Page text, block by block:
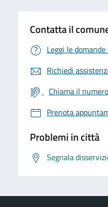
Contatta il
Leggi le
Richiedi
Chiama il
Prenota
Problemi in città
Segnala